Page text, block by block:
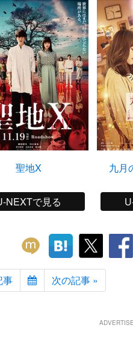
聖地X
NEXTで見る
九月
事 次の記事 »